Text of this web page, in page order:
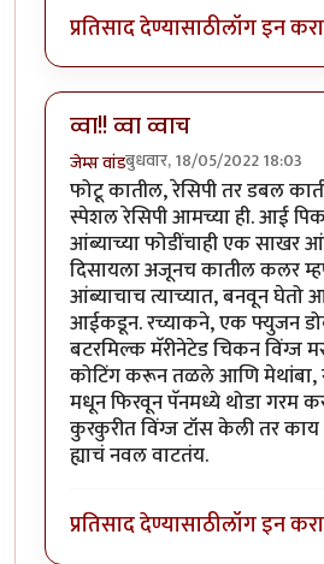
प्रतिसाद देण्यासाठीलॉग इन करा
व्वा!! व्वा व्वाच
जेम्स वांडबुधवार, 18/05/2022 18:03
फोटू कातील, रेसिपी तर डबल
स्पेशल रेसिपी आमच्या ही. आई
आंब्याच्या फोडींचाही एक साखर
दिसायला अजूनच कातील कलर
आंब्याचाच त्याच्यात, बनवून घेतो
आईकडून. रच्याकने, एक फ्युजन
बटरमिल्क मॅरीनेटेड चिकन विंग्ज
कोटिंग करून तळले आणि मेथांबा,
मधून फिरवून पॅनमध्ये थोडा गरम
कुरकुरीत विंग्ज टॉस केली तर
ह्याचं नवल वाटतंय.
प्रतिसाद देण्यासाठीलॉग इन करा